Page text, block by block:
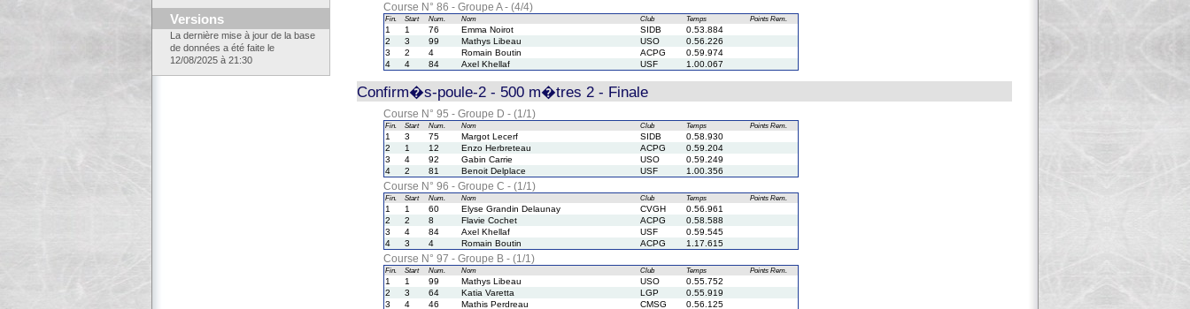
Versions
La dernière mise à jour de la base
de données a été faite le
12/08/2025 à 21:30
Course N° 86 - Groupe A - (4/4)
Fin. Start Num. Nom Club Temps Points Rem.
1 1 76 Emma Noirot SIDB
0.53.884
2
3 99 Mathys Libeau USO
0.56.226
3
2 4 Romain Boutin ACPG
0.59.974
4
4 84 Axel Khellaf USF 1.00.067
Confirm�s-poule-2 - 500 m�tres 2 - Finale
Course N° 95 - Groupe D - (1/1)
Fin. Start Num. Nom Club Temps Points Rem.
1 3 75 Margot Lecerf SIDB
0.58.930
2
1 12 Enzo Herbreteau ACPG
0.59.204
3
4 92 Gabin Carrie USO
0.59.249
4
2 81 Benoit Delplace USF 1.00.356
Course N° 96 - Groupe C - (1/1)
Fin. Start Num. Nom Club Temps Points Rem.
1 1 60 Elyse Grandin Delaunay CVGH
0.56.961
2
2 8 Flavie Cochet ACPG
0.58.588
3
4 84 Axel Khellaf USF
0.59.545
4
3 4 Romain Boutin ACPG 1.17.615
Course N° 97 - Groupe B - (1/1)
Fin. Start Num. Nom Club Temps Points Rem.
1 1 99 Mathys Libeau USO
0.55.752
2
3 64 Katia Varetta LGP
0.55.919
3
4 46 Mathis Perdreau CMSG 0.56.125